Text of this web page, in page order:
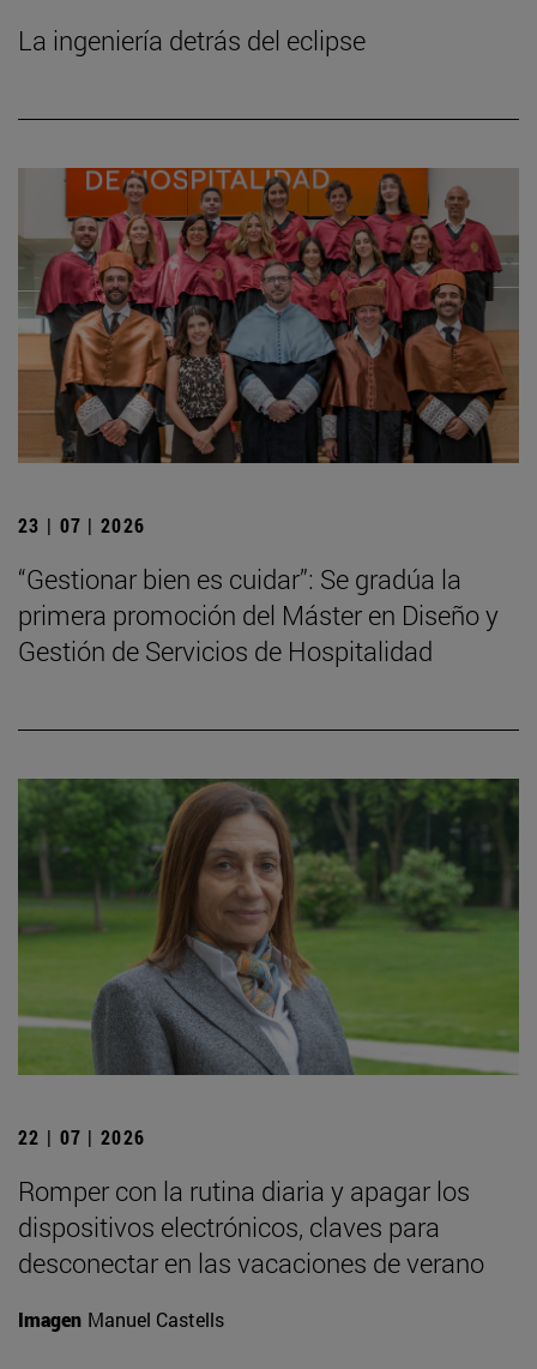
La ingeniería detrás del eclipse
23 | 07 | 2026
“Gestionar bien es cuidar”: Se gradúa la
primera promoción del Máster en Diseño y
Gestión de Servicios de Hospitalidad
22 | 07 | 2026
Romper con la rutina diaria y apagar los
dispositivos electrónicos, claves para
desconectar en las vacaciones de verano
Imagen Manuel Castells